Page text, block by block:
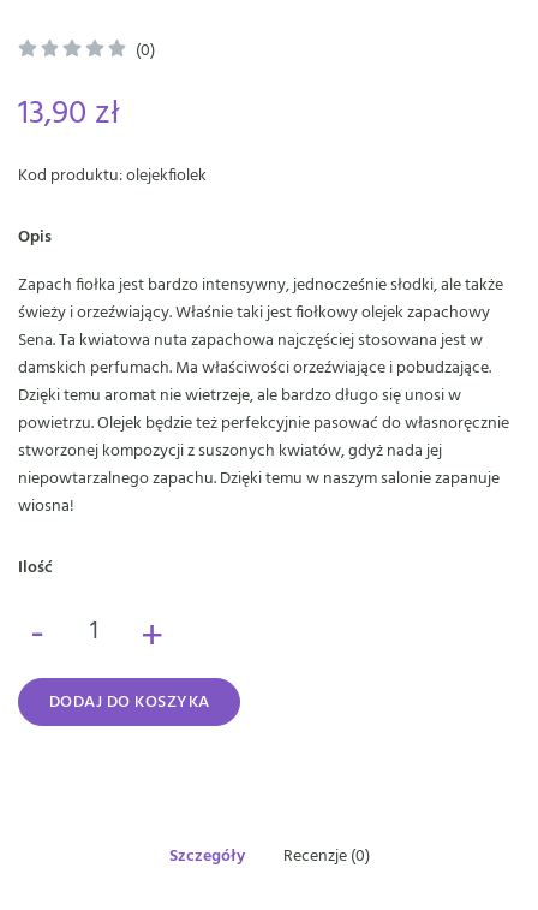
(0)
13,90 zł
Kod produktu: olejekfiolek
Opis
Zapach fiołka jest bardzo intensywny, jednocześnie słodki, ale także
świeży i orzeźwiający. Właśnie taki jest fiołkowy olejek zapachowy
Sena. Ta kwiatowa nuta zapachowa najczęściej stosowana jest w
damskich perfumach. Ma właściwości orzeźwiające i pobudzające.
Dzięki temu aromat nie wietrzeje, ale bardzo długo się unosi w
powietrzu. Olejek będzie też perfekcyjnie pasować do własnoręcznie
stworzonej kompozycji z suszonych kwiatów, gdyż nada jej
niepowtarzalnego zapachu. Dzięki temu w naszym salonie zapanuje
wiosna!
Ilość
- +
DODAJ DO KOSZYKA
Szczegóły Recenzje (0)